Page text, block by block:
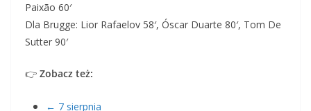
Paixão 60′
Dla Brugge: Lior Rafaelov 58′, Óscar Duarte 80′, Tom De
Sutter 90′
👉 Zobacz też:
← 7 sierpnia